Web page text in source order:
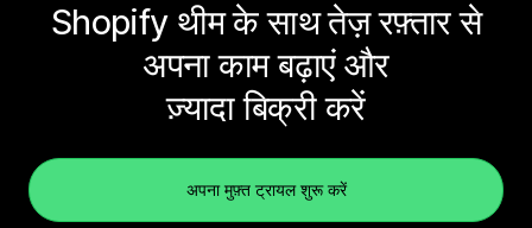
Shopify थीम के साथ तेज़ रफ़्तार से
अपना काम बढ़ाएं और
ज़्यादा बिक्री करें
अपना मुफ़्त ट्रायल शुरू करें